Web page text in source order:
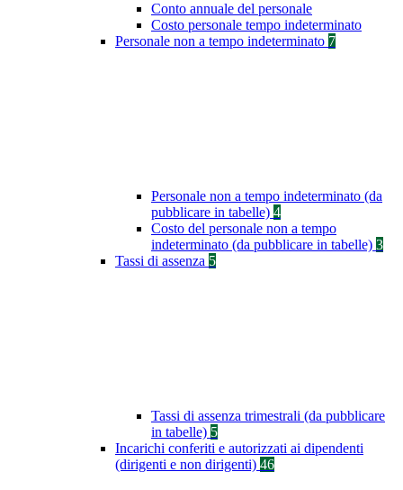
Conto annuale del personale
Costo personale tempo indeterminato
Personale non a tempo indeterminato 7
Personale non a tempo indeterminato (da
pubblicare in tabelle) 4
Costo del personale non a tempo
indeterminato (da pubblicare in tabelle) 3
Tassi di assenza 5
Tassi di assenza trimestrali (da pubblicare
in tabelle) 5
Incarichi conferiti e autorizzati ai dipendenti
(dirigenti e non dirigenti) 46